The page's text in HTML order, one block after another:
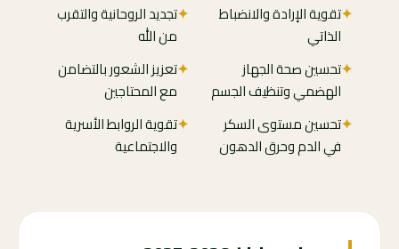
✦تقوية الإرادة والانضباط
الذاتي
✦تجديد الروحانية والتقرب
من الله
✦تحسين صحة الجهاز
الهضمي وتنظيف الجسم
✦تعزيز الشعور بالتضامن
مع المحتاجين
✦تحسين مستوى السكر
في الدم وحرق الدهون
✦تقوية الروابط الأسرية
والاجتماعية